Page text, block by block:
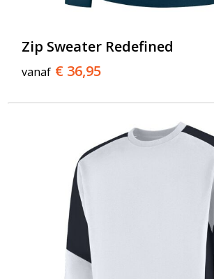
Zip Sweater Redefined
vanaf € 36,95